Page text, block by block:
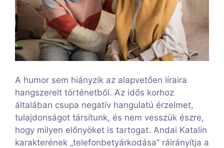
A humor sem hiányzik az alapvetően líraira
hangszerelt történetből. Az idős korhoz
általában csupa negatív hangulatú érzelmet,
tulajdonságot társítunk, és nem vesszük észre,
hogy milyen előnyöket is tartogat. Andai Katalin
karakterének „telefonbetyárkodása” ráirányítja a